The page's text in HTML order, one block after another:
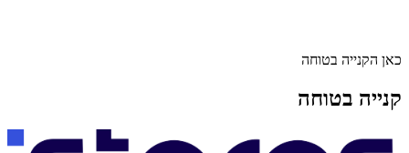
כאן הקנייה בטוחה
קנייה בטוחה